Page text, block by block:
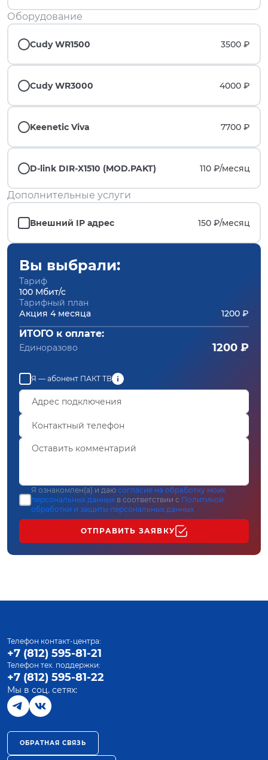
Оборудование
Cudy WR1500 3500 ₽
Cudy WR3000 4000 ₽
Keenetic Viva 7700 ₽
D-link DIR-X1510 (MOD.PAKT) 110 ₽/месяц
Дополнительные услуги
Внешний IP адрес 150 ₽/месяц
Вы выбрали:
Тариф
100 Мбит/с
Тарифный план
Акция 4 месяца
1200 ₽
ИТОГО к оплате:
Единоразово 1200 ₽
Я — абонент ПАКТ ТВ
Я ознакомлен(а) и даю согласие на обработку моих
персональных данных в соответствии с Политикой
обработки и защиты персональных данных
ОТПРАВИТЬ ЗАЯВКУ
Телефон контакт-центра:
+7 (812) 595-81-21
Телефон тех. поддержки:
+7 (812) 595-81-22
Мы в соц. сетях:
ОБРАТНАЯ СВЯЗЬ